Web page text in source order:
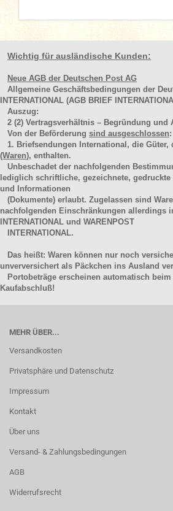
Wichtig für ausländische Kunden:
Neue AGB der Deutschen Post AG
Allgemeine Geschäftsbedingungen der
INTERNATIONAL (AGB BRIEF
Auszug:
2 (2) Vertragsverhältnis – Begründung und
Von der Beförderung sind ausgeschlossen:
1. Briefsendungen International, die Güter,
(Waren), enthalten.
Unbeschadet der nachfolgenden
lediglich schriftliche, gezeichnete,
und Informationen
(Dokumente) erlaubt. Zugelassen sind
nachfolgenden Einschränkungen allerdings
INTERNATIONAL und WARENPOST
INTERNATIONAL.
Das heißt: Waren können nur noch
unverversichert als Päckchen ins Ausland
Portobeträge erscheinen automatisch
Kaufabschluß!
MEHR ÜBER...
Versandkosten
Privatsphäre und Datenschutz
Impressum
Kontakt
Über uns
Versand- & Zahlungsbedingungen
AGB
Widerrufsrecht